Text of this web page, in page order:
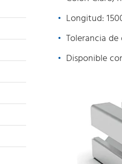
Longitud:
Tolerancia
Disponible